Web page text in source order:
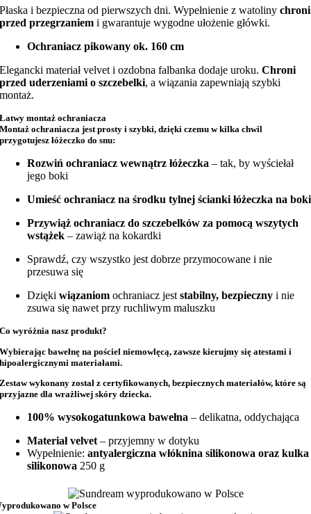
Płaska i bezpieczna od pierwszych dni. Wypełnienie z watolinychroni
przed przegrzaniem i gwarantuje wygodne ułożenie główki.
Ochraniacz pikowany ok. 160 cm
Elegancki materiał velvet i ozdobna falbanka dodaje uroku.Chroni
przed uderzeniami o szczebelki, a wiązania zapewniają szybki
montaż.
Łatwy montaż ochraniacza
Montaż ochraniacza jest prosty i szybki, dzięki czemu w kilka chwil
przygotujesz łóżeczko do snu:
Rozwiń ochraniacz wewnątrz łóżeczka – tak, by wyściełał
jego boki
Umieść ochraniacz na środku tylnej ścianki łóżeczka na boki
Przywiąż ochraniacz do szczebelków za pomocą wszytych
wstążek – zawiąż na kokardki
Sprawdź, czy wszystko jest dobrze przymocowane i nie
przesuwa się
Dziękiwiązaniom ochraniacz jeststabilny, bezpieczny i nie
zsuwa się nawet przy ruchliwym maluszku
Co wyróżnia nasz produkt?
Wybierając bawełnę napościel niemowlęcą, zawsze kierujmy się atestami i
hipoalergicznymi materiałami.
Zestaw wykonany został zcertyfikowanych, bezpiecznych materiałów, które są
przyjazne dla wrażliwej skóry dziecka.
100% wysokogatunkowa bawełna – delikatna, oddychająca
Materiał velvet – przyjemny w dotyku
Wypełnienie:antyalergiczna włóknina silikonowa oraz kulka
silikonowa 250 g
w Polsce